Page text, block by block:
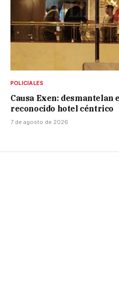
POLICIALES
Causa Exen: desmantelan
reconocido hotel céntrico
7 de agosto de 2026